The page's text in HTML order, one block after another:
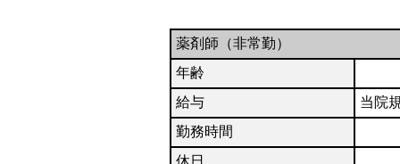
薬剤師（非常勤）
年齢
給与
当院
勤務時間
休日